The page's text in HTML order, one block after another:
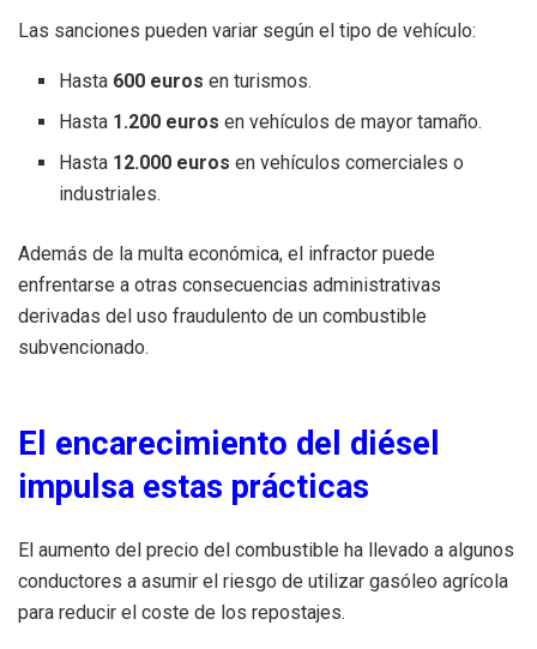
Las sanciones pueden variar según el tipo de vehículo:
Hasta 600 euros en turismos.
Hasta 1.200 euros en vehículos de mayor tamaño.
Hasta 12.000 euros en vehículos comerciales o
industriales.
Además de la multa económica, el infractor puede
enfrentarse a otras consecuencias administrativas
derivadas del uso fraudulento de un combustible
subvencionado.
El encarecimiento del diésel
impulsa estas prácticas
El aumento del precio del combustible ha llevado a algunos
conductores a asumir el riesgo de utilizar gasóleo agrícola
para reducir el coste de los repostajes.